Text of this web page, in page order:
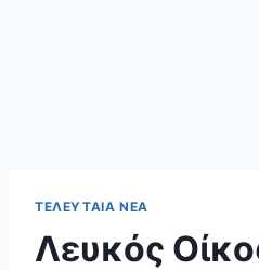
ΤΕΛΕΥΤΑΊΑ ΝΈΑ
Λευκός